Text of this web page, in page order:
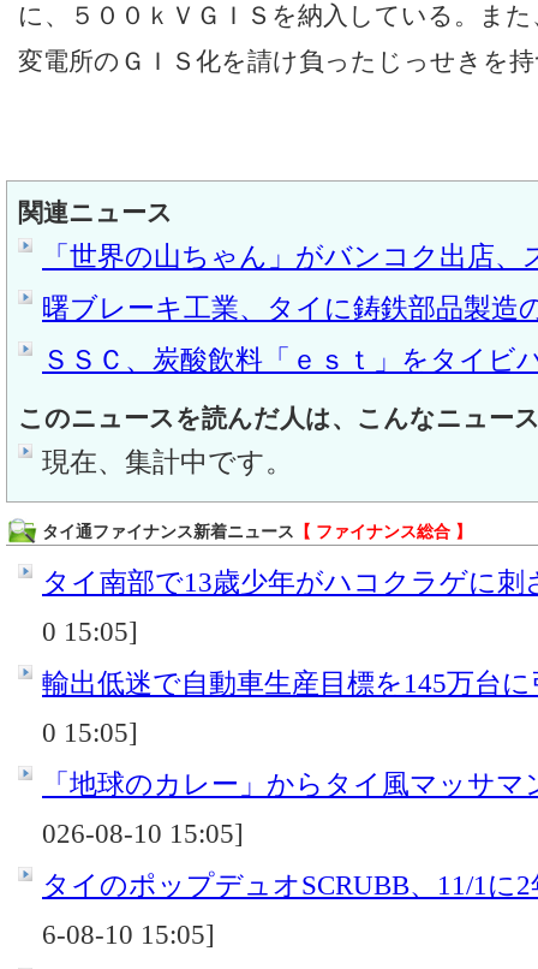
に、５００ｋＶＧＩＳを納入している。ま
変電所のＧＩＳ化を請け負ったじっせきを
関連ニュース
「世界の山ちゃん」がバンコク出店
曙ブレーキ工業、タイに鋳鉄部品製造
ＳＳＣ、炭酸飲料「ｅｓｔ」をタイビ
このニュースを読んだ人は、こんなニュー
現在、集計中です。
タイ通ファイナンス新着ニュース 【 ファイナンス総合 】
タイ南部で13歳少年がハコクラゲに刺
0 15:05]
輸出低迷で自動車生産目標を145万台
0 15:05]
「地球のカレー」からタイ風マッサマ
026-08-10 15:05]
タイのポップデュオSCRUBB、11/1に
6-08-10 15:05]